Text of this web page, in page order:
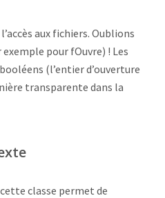
aux fichiers. Oublions
pour fOuvre) ! Les
(l’entier d’ouverture
transparente dans la
classe permet de